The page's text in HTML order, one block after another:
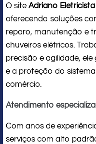
O site Adriano Eletricista
oferecendo soluções
reparo, manutenção e
chuveiros elétricos.
precisão e agilidade,
e a proteção do
comércio.
Atendimento
Com anos de
serviços com alto